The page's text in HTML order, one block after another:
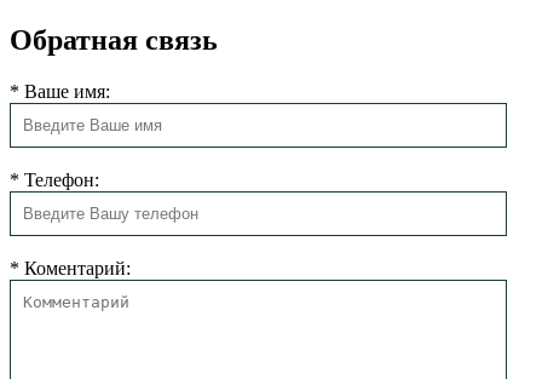
Обратная связь
* Ваше имя:
* Телефон:
* Коментарий: